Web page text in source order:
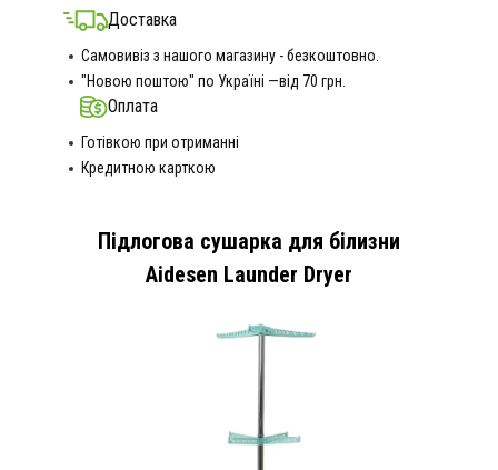
Доставка
Самовивіз з нашого магазину - безкоштовно.
"Новою поштою" по Україні —від 70 грн.
Оплата
Готівкою при отриманні
Кредитною карткою
Підлогова сушарка для білизни
Aidesen Launder Dryer